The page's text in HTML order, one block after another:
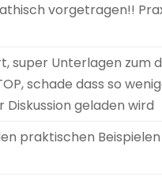
vorgetragen!!
super Unterlagen zum
schade dass so
geladen wird
praktischen